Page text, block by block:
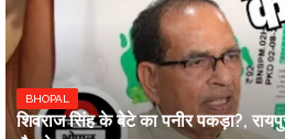
BHOPAL
शिवराज सिंह के बेटे का पनीर पकड़ा?,